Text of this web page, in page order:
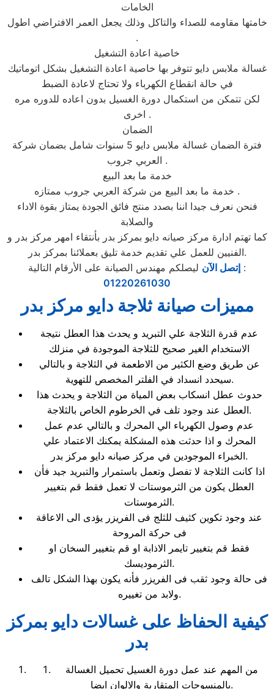
الخامات
خامتها مقاومه للصداء والتاكل وذلك يجعل العمر الافتراضي اطول
.
خاصية اعادة التشغيل
غسالة ملابس دايو تتوفر بها خاصية اعادة التشغيل بشكل اتوماتيك
في حالة انقطاع الكهرباء ولا تحتاج لاعادة الضبط
لكن تتمكن من استكمال دورة الغسيل بدون اعاده للدوره مره
اخرى .
الضمان
فترة الضمان غسالة ملابس دايو 5 سنوات شامل بضمان شركة
العربي جروب .
خدمة ما بعد البيع
خدمة ما بعد البيع من شركة العربي جروب ممتازه .
فنحن نعرف جيدا اننا بصدد منتج فائق الجودة يمتاز بقوة الاداء
والصلابة
كما تهتم ادارة مركز صيانه دايو بمركز بدر بأنتقاء امهر مركز بدر و
الفنيين للعمل علي تقديم خدمة تليق بعملائنا بمركز بدر.
إتصل الآن ليصلكم مهندس الصيانة على الأرقام التالية :
01220261030
مميزات صيانة ثلاجة دايو مركز بدر
عدم قدرة الثلاجة علي التبريد و يحدث هذا العطل نتيجة
الاستخدام الغير صحيح للثلاجة الموجودة في منزلك
عن طريق وضع الكثير من الاطعمة في الثلاجة و بالتالي
سيحدد انسداد في الفلتر المخصص للتهوية.
حدوث عطل انسكاب بعض المياة من الثلاجة و يحدث هذا
العطل عند وجود تلف في الخرطوم الخاص بالثلاجة.
عدم وصول الكهرباء الي المحرك و بالتالي عدم عمل
المحرك و اذا حدثت هذه المشكلة يمكنك الاعتماد علي
الخبراء الموجودين في مركز صيانه دايو مركز بدر.
اذا كانت الثلاجة لا تفصل وتعمل باستمرار والتبريد جيد فأن
العطل يكون من الثرموستات لا تعمل فقط قم بتغيير
الثرموستات.
عند وجود تكوين كثيف للثلج فى الفريزر يؤدى الى الاعاقة
فى حركة المروحة
فقط قم بتغيير تايمر الاذابة او قم بتغيير السخان او
الثرموديسك.
فى حالة وجود ثقب فى الفريزر فأنه يكون بهذا الشكل تالف
ولابد من تغييره.
كيفية الحفاظ على غسالات دايو بمركز
بدر
من المهم عند عمل دورة الغسيل تحميل الغسالة
بالمنسوجات المتقاربة والالوان ايضا.